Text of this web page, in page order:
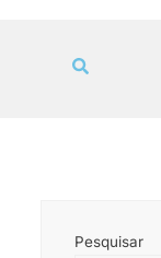
Pesquisar